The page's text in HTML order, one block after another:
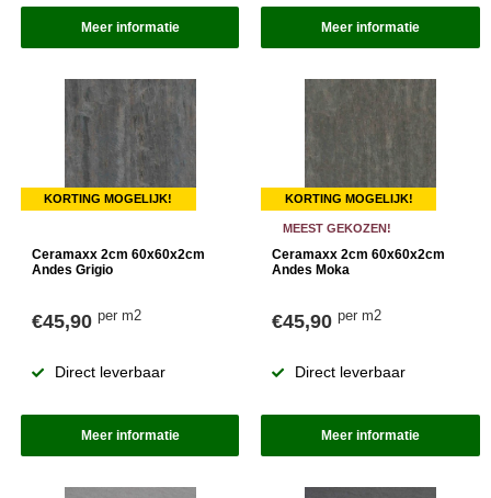
Meer informatie Meer informatie
KORTING MOGELIJK!
Ceramaxx 2cm 60x60x2cm
Andes Grigio
€45,90 per m2
Direct leverbaar
Meer informatie
KORTING MOGELIJK!
MEEST GEKOZEN!
Ceramaxx 2cm 60x60x2cm
Andes Moka
€45,90per m2
Direct leverbaar
Meer informatie